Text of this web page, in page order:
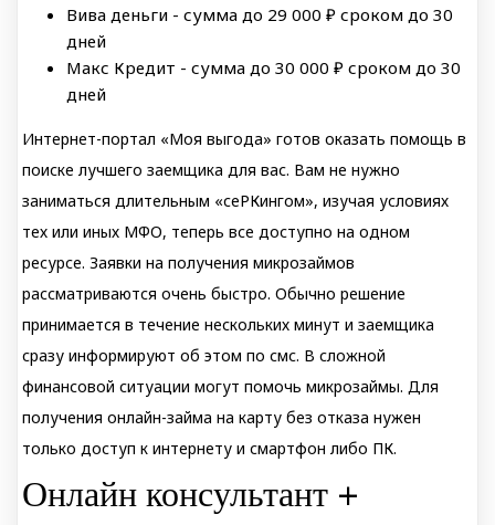
Вива деньги - сумма до 29 000 ₽ сроком до 30
дней
Макс Кредит - сумма до 30 000 ₽ сроком до 30
дней
Интернет-портал «Моя выгода» готов оказать помощь в
поиске лучшего заемщика для вас. Вам не нужно
заниматься длительным «сеРКингом», изучая условиях
тех или иных МФО, теперь все доступно на одном
ресурсе. Заявки на получения микрозаймов
рассматриваются очень быстро. Обычно решение
принимается в течение нескольких минут и заемщика
сразу информируют об этом по смс. В сложной
финансовой ситуации могут помочь микрозаймы. Для
получения онлайн-займа на карту без отказа нужен
только доступ к интернету и смартфон либо ПК.
Онлайн консультант +